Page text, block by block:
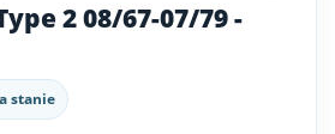
2 08/67-07/79 -
stanie